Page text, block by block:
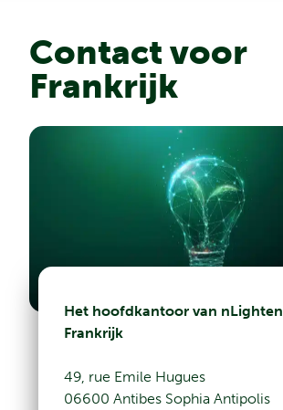
Contact voor
Frankrijk
Het hoofdkantoor van nLighten
Frankrijk
49, rue Emile Hugues
06600 Antibes Sophia Antipolis